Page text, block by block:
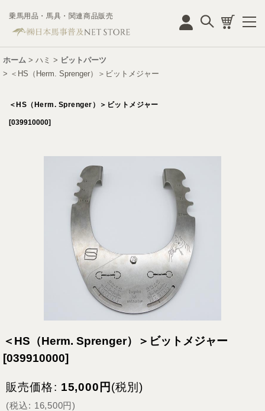
乗馬用品・馬具・関連商品販売
ホーム > ハミ > ビットパーツ
> ＜HS（Herm. Sprenger）＞ビットメジャー
＜HS（Herm. Sprenger）＞ビットメジャー
[039910000]
＜HS（Herm. Sprenger）＞ビットメジャー
[039910000]
販売価格: 15,000 円 (税別)
(税込: 16,500円)